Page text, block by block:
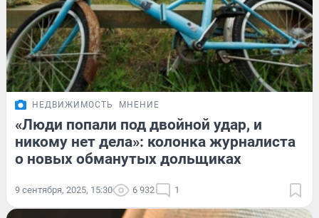
НЕДВИЖИМОСТЬ МНЕНИЕ
«Люди попали под двойной удар, и
никому нет дела»: колонка журналиста
о новых обманутых дольщиках
9 сентября, 2025, 15:30 6 932 1